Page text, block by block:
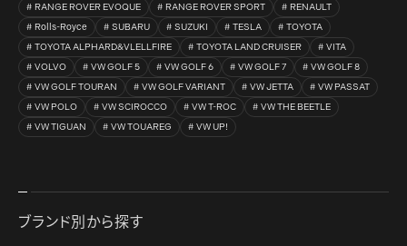
RANGE ROVER EVOQUE
RANGE ROVER SPORT
RENAULT
Rolls-Royce
SUBARU SUZUKI TESLA
TOYOTA
TOYOTA ALPHARD&VLELLFIRE
TOYOTA LAND CRUISER
VITA
VOLVO
VW GOLF 5 VW GOLF 6 VW GOLF 7
VW GOLF 8
VW GOLF TOURAN
VW GOLF VARIANT VW JETTA
VW PASSAT
VW POLO
VW SCIROCCO VW T-ROC
VW THE BEETLE
VW TIGUAN
VW TOUAREG VW UP!
ブランド別から探す